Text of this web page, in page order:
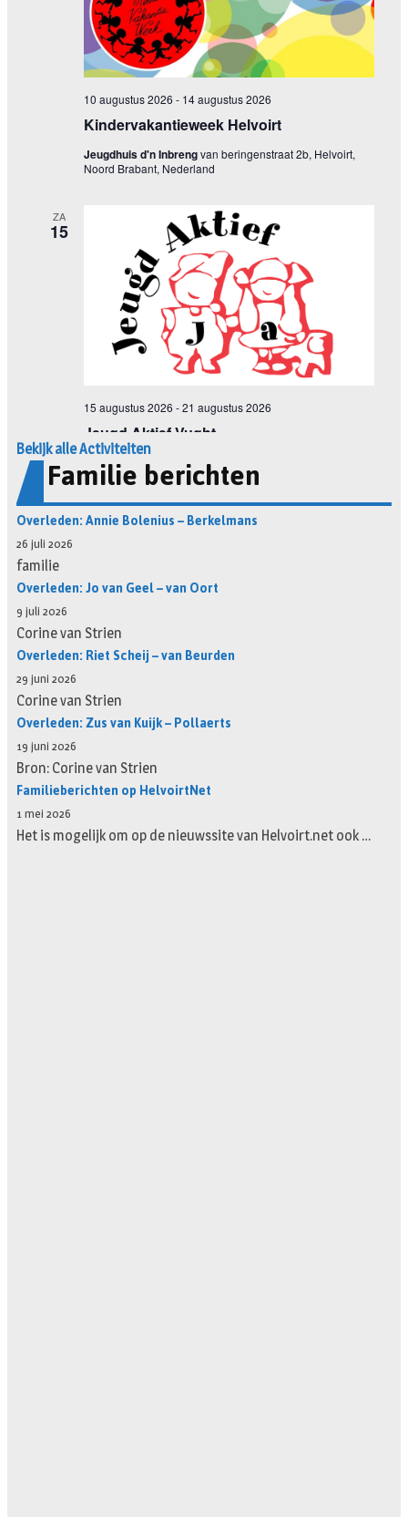
Bekijk alle Activiteiten
Familie berichten
Overleden: Annie Bolenius – Berkelmans
26 juli 2026
familie
Overleden: Jo van Geel – van Oort
9 juli 2026
Corine van Strien
Overleden: Riet Scheij – van Beurden
29 juni 2026
Corine van Strien
Overleden: Zus van Kuijk – Pollaerts
19 juni 2026
Bron: Corine van Strien
Familieberichten op HelvoirtNet
1 mei 2026
Het is mogelijk om op de nieuwssite van Helvoirt.net ook …